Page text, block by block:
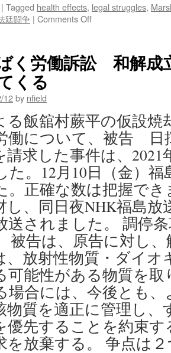
| Tagged health effects, legal struggles,
廷闘争 | Comments Offon
Japanese
fishermen
testing
in
Pacific
via
Manhattan
Project
for
a
Nuclear-
Free
World
く労働訴訟 和解成
くる
12by nfield
る飯舘村蕨平の仮設焼
働について、被告 日
請求した事件は、2021
た。12月10日（金）
。正確な数は把握で
し、同日夜NHK福島
送されました。 調停
告は、原告に対し、
放射性物質・ダイオ
可能性がある物質を
場合には、今後とも
物質を適正に管理し、
優先することを約束
を放棄する。 争点は